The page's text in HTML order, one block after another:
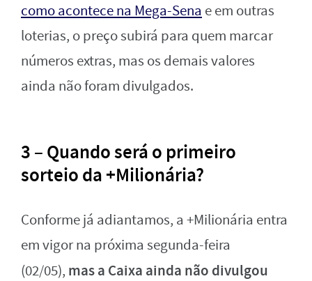
como acontece na Mega-Sena e em outras
loterias, o preço subirá para quem marcar
números extras, mas os demais valores
ainda não foram divulgados.
3 – Quando será o primeiro
sorteio da +Milionária?
Conforme já adiantamos, a +Milionária entra
em vigor na próxima segunda-feira
(02/05), mas a Caixa ainda não divulgou